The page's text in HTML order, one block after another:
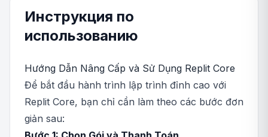
Инструкция по
использованию
Hướng Dẫn Nâng Cấp và Sử Dụng Replit Core
Để bắt đầu hành trình lập trình đỉnh cao với
Replit Core, bạn chỉ cần làm theo các bước đơn
giản sau: